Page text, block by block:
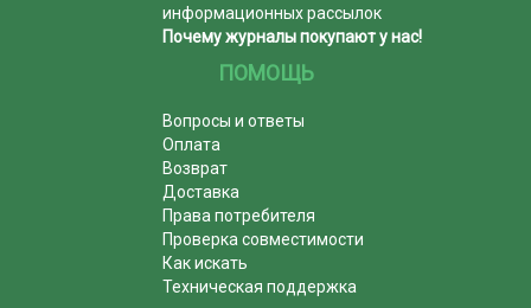
информационных рассылок
Почему журналы покупают у нас!
ПОМОЩЬ
Вопросы и ответы
Оплата
Возврат
Доставка
Права потребителя
Проверка совместимости
Как искать
Техническая поддержка